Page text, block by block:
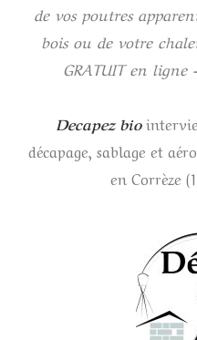
de vos poutres
bois ou de votre
GRATUIT en ligne
Decapez bio
décapage, sablage et
en Corrèze